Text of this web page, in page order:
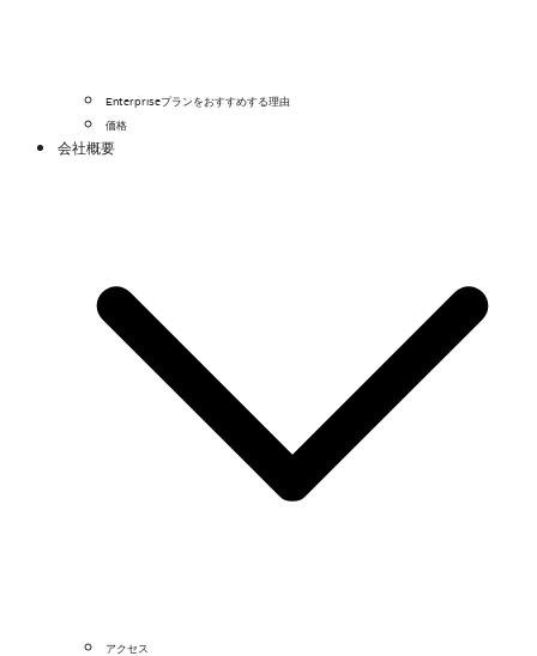
Enterpriseプランをおすすめする理由
価格
会社概要
アクセス